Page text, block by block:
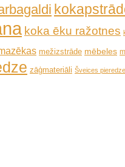
koka ēku ražotnes
mežizstrāde mēbeles
zāģmateriāli Šveices pieredze